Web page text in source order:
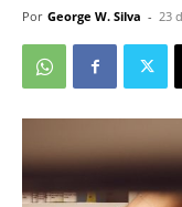
Por George W. Silva - 23